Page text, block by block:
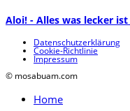
Aloi! - Alles was lecker ist
Datenschutzerklärung
Cookie-Richtlinie
Impressum
© mosabuam.com
Home